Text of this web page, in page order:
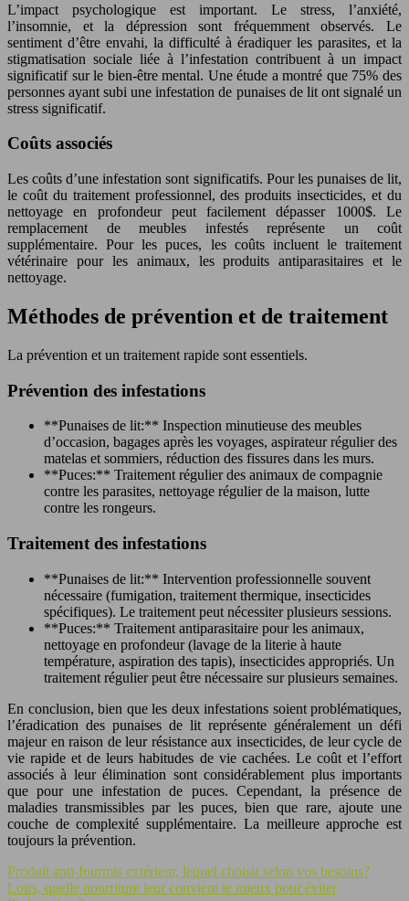
L’impact psychologique est important. Le stress, l’anxiété,
l’insomnie, et la dépression sont fréquemment observés. Le
sentiment d’être envahi, la difficulté à éradiquer les parasites, et la
stigmatisation sociale liée à l’infestation contribuent à un impact
significatif sur le bien-être mental. Une étude a montré que 75% des
personnes ayant subi une infestation de punaises de lit ont signalé un
stress significatif.
Coûts associés
Les coûts d’une infestation sont significatifs. Pour les punaises de lit,
le coût du traitement professionnel, des produits insecticides, et du
nettoyage en profondeur peut facilement dépasser 1000$. Le
remplacement de meubles infestés représente un coût
supplémentaire. Pour les puces, les coûts incluent le traitement
vétérinaire pour les animaux, les produits antiparasitaires et le
nettoyage.
Méthodes de prévention et de traitement
La prévention et un traitement rapide sont essentiels.
Prévention des infestations
**Punaises de lit:** Inspection minutieuse des meubles
d’occasion, bagages après les voyages, aspirateur régulier des
matelas et sommiers, réduction des fissures dans les murs.
**Puces:** Traitement régulier des animaux de compagnie
contre les parasites, nettoyage régulier de la maison, lutte
contre les rongeurs.
Traitement des infestations
**Punaises de lit:** Intervention professionnelle souvent
nécessaire (fumigation, traitement thermique, insecticides
spécifiques). Le traitement peut nécessiter plusieurs sessions.
**Puces:** Traitement antiparasitaire pour les animaux,
nettoyage en profondeur (lavage de la literie à haute
température, aspiration des tapis), insecticides appropriés. Un
traitement régulier peut être nécessaire sur plusieurs semaines.
En conclusion, bien que les deux infestations soient problématiques,
l’éradication des punaises de lit représente généralement un défi
majeur en raison de leur résistance aux insecticides, de leur cycle de
vie rapide et de leurs habitudes de vie cachées. Le coût et l’effort
associés à leur élimination sont considérablement plus importants
que pour une infestation de puces. Cependant, la présence de
maladies transmissibles par les puces, bien que rare, ajoute une
couche de complexité supplémentaire. La meilleure approche est
toujours la prévention.
Produit anti-fourmis extérieur, lequel choisir selon vos besoins?
Loirs, quelle nourriture leur convient le mieux pour éviter